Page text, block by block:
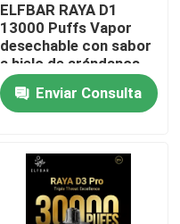
ELFBAR RAYA D1
13000 Puffs Vapor
desechable con sabor
a hielo de arándanos
Enviar Consulta